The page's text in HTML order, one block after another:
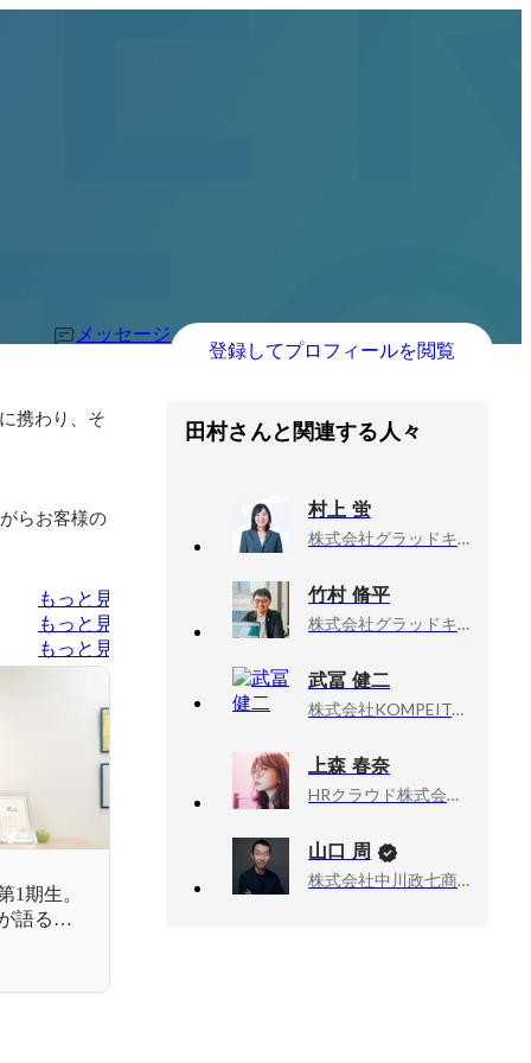
メッセージ
登録してプロフィールを閲覧
携わり、そ
らお客様の
もっと見る
もっと見る
もっと見る
1期生。
語る、
田村さんと関連する人々
村上 蛍
株式会社グラッドキューブ, シニアマネージャー
竹村 脩平
株式会社グラッドキューブ, シニアマネージャー
武冨 健二
株式会社KOMPEITO, 取締役CFO
上森 春奈
HRクラウド株式会社（旧：株式会社Roots）, リーダー
山口 周
株式会社中川政七商店, 社外取締役